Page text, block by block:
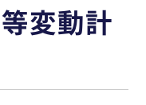
変動計